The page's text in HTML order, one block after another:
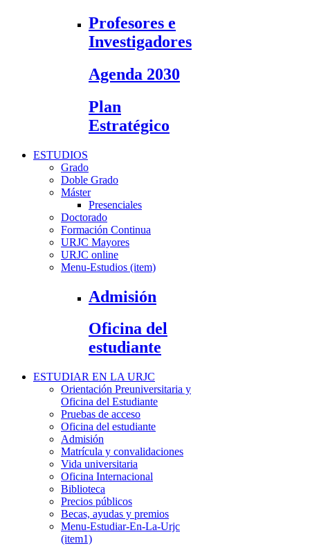
Profesores e
Investigadores
Agenda 2030
Plan
Estratégico
ESTUDIOS
Grado
Doble Grado
Máster
Presenciales
Doctorado
Formación Continua
URJC Mayores
URJC online
Menu-Estudios (item)
Admisión
Oficina del
estudiante
ESTUDIAR EN LA URJC
Orientación Preuniversitaria y
Oficina del Estudiante
Pruebas de acceso
Oficina del estudiante
Admisión
Matrícula y convalidaciones
Vida universitaria
Oficina Internacional
Biblioteca
Precios públicos
Becas, ayudas y premios
Menu-Estudiar-En-La-Urjc
(item1)